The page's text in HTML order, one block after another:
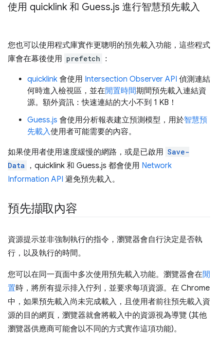
使用 quicklink 和 Guess.js 進行智慧預先載入
您也可以使用程式庫實作更聰明的預先載入功能，這些程式
庫會在幕後使用 prefetch ：
quicklink 會使用 Intersection Observer API 偵測連結
何時進入檢視區，並在閒置時間期間預先載入連結資
源。額外資訊：快速連結的大小不到 1 KB！
Guess.js 會使用分析報表建立預測模型，用於智慧預
先載入使用者可能需要的內容。
如果使用者使用速度緩慢的網路，或是已啟用 Save-
Data
，quicklink 和 Guess.js 都會使用 Network
Information API 避免預先載入。
預先擷取內容
資源提示並非強制執行的指令，瀏覽器會自行決定是否執
行，以及執行的時間。
您可以在同一頁面中多次使用預先載入功能。瀏覽器會在閒
置時，將所有提示排入佇列，並要求每項資源。在 Chrome
中，如果預先載入尚未完成載入，且使用者前往預先載入資
源的目的網頁，瀏覽器就會將載入中的資源視為導覽 (其他
瀏覽器供應商可能會以不同的方式實作這項功能)。